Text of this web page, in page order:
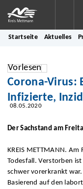
Startseite Aktuelles
Vorlesen
Corona-Virus:
Infizierte,
08.05.2020
Der Sachstand am
KREIS METTMANN.
Todesfall. Verstorben
schwer vorerkrankt war.
Basierend auf den